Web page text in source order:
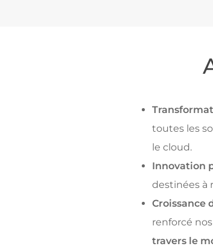
toutes les
le cloud.
Innovation
destinées à
Croissance
renforcé
travers le